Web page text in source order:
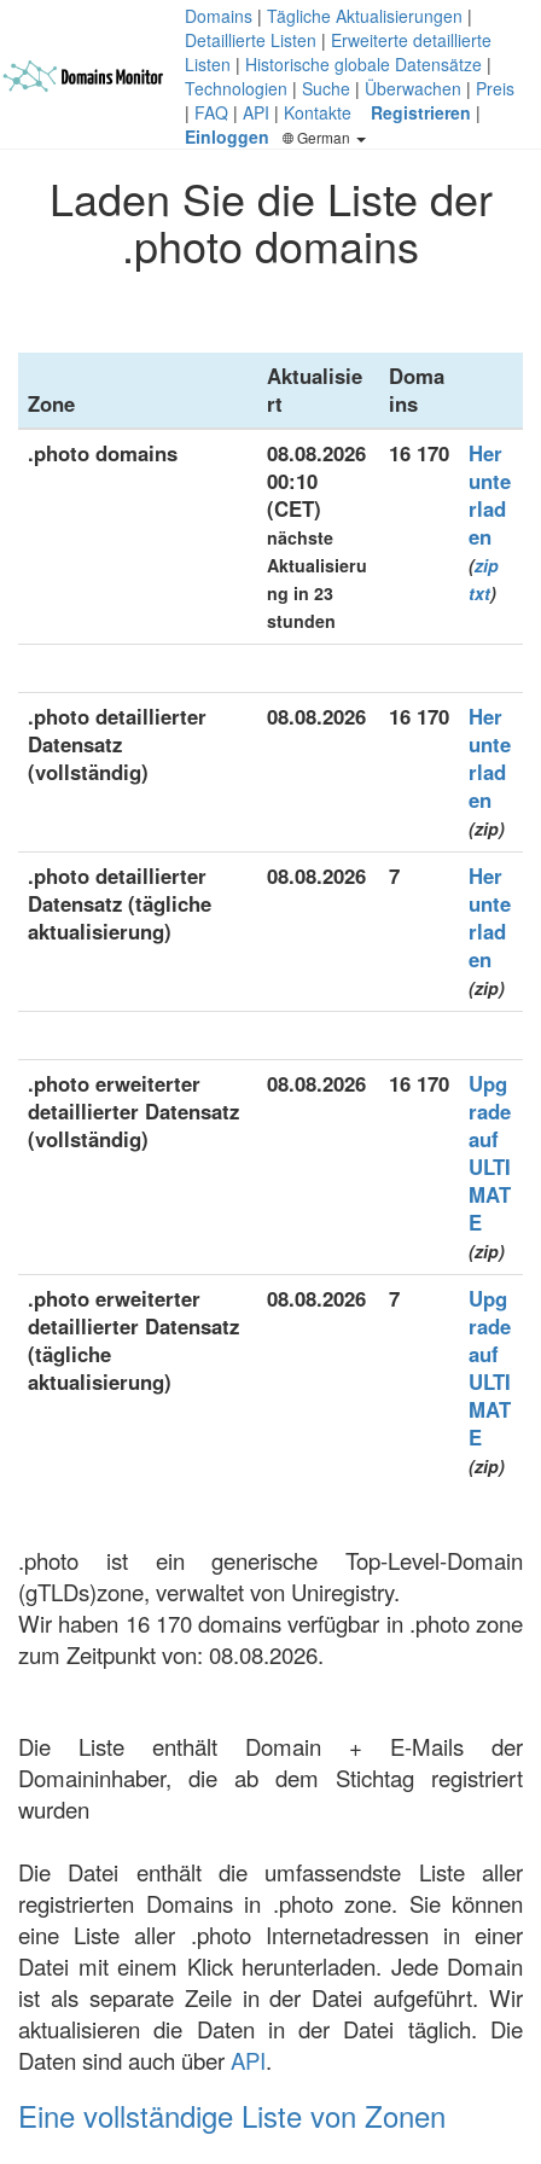
Domains | Tägliche Aktualisierungen |
Detaillierte Listen | Erweiterte detaillierte
Listen | Historische globale Datensätze |
Technologien | Suche | Überwachen | Preis
| FAQ | API | Kontakte Registrieren |
Einloggen
German
Laden Sie die Liste der
.photo domains
Zone
Aktualisie
rt
Doma
ins
.photo domains
08.08.2026
00:10
(CET)
nächste
Aktualisieru
ng in 23
stunden
16 170
Her
unte
rlad
en
(zip
txt)
.photo detaillierter
Datensatz
(vollständig)
08.08.2026 16 170
Her
unte
rlad
en
(zip)
.photo detaillierter
Datensatz (tägliche
aktualisierung)
08.08.2026 7
Her
unte
rlad
en
(zip)
.photo erweiterter
detaillierter Datensatz
(vollständig)
08.08.2026 16 170
Upg
rade
auf
ULTI
MAT
E
(zip)
.photo erweiterter
detaillierter Datensatz
(tägliche
aktualisierung)
08.08.2026 7
Upg
rade
auf
ULTI
MAT
E
(zip)
.photo ist ein generische Top-Level-Domain
(gTLDs)zone, verwaltet von Uniregistry.
Wir haben 16 170 domains verfügbar in .photo zone
zum Zeitpunkt von: 08.08.2026.
Die Liste enthält Domain + E-Mails der
Domaininhaber, die ab dem Stichtag registriert
wurden
Die Datei enthält die umfassendste Liste aller
registrierten Domains in .photo zone. Sie können
eine Liste aller .photo Internetadressen in einer
Datei mit einem Klick herunterladen. Jede Domain
ist als separate Zeile in der Datei aufgeführt. Wir
aktualisieren die Daten in der Datei täglich. Die
Daten sind auch überAPI.
Eine vollständige Liste von Zonen